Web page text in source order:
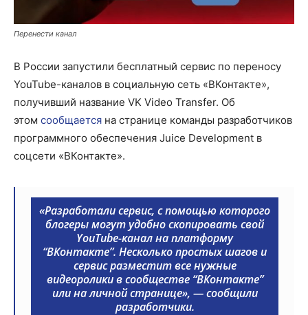
Перенести канал
В России запустили бесплатный сервис по переносу
YouTube-каналов в социальную сеть «ВКонтакте»,
получивший название VK Video Transfer. Об
этом сообщается на странице команды разработчиков
программного обеспечения Juice Development в
соцсети «ВКонтакте».
«Разработали сервис, с помощью которого
блогеры могут удобно скопировать свой
YouTube-канал на платформу
“ВКонтакте”. Несколько простых шагов и
сервис разместит все нужные
видеоролики в сообществе “ВКонтакте”
или на личной странице», — сообщили
разработчики.